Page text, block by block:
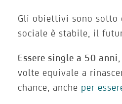
Gli obiettivi sono sotto
sociale è stabile, il
Essere single a 50 anni
volte equivale a
chance, anche per